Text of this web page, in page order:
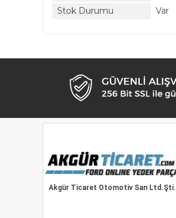
Stok Durumu
Var
Akgür Ticaret Otomotiv San Ltd.Şti.